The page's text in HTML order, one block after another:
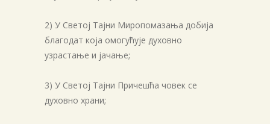
2) У Светој Тајни Миропомазања добија
благодат која омогућује духовно
узрастање и јачање;
3) У Светој Тајни Причешћа човек се
духовно храни;